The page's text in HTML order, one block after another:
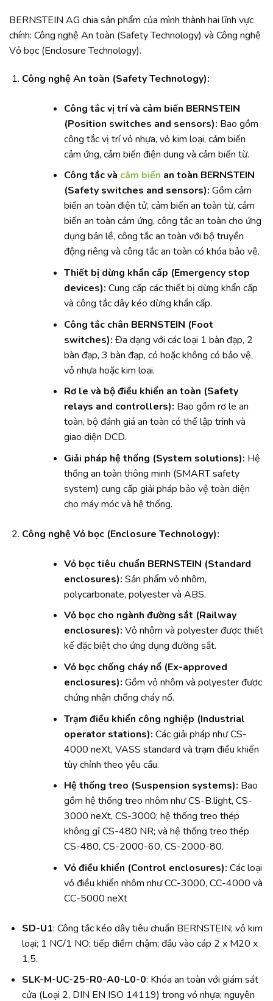
BERNSTEIN AG chia sản phẩm của mình thành hai lĩnh vực
chính: Công nghệ An toàn (Safety Technology) và Công nghệ
Vỏ bọc (Enclosure Technology).
Công nghệ An toàn (Safety Technology):
Công tắc vị trí và cảm biến BERNSTEIN
(Position switches and sensors): Bao gồm
công tắc vị trí vỏ nhựa, vỏ kim loại, cảm biến
cảm ứng, cảm biến điện dung và cảm biến từ.
Công tắc và cảm biến an toàn BERNSTEIN
(Safety switches and sensors): Gồm cảm
biến an toàn điện tử, cảm biến an toàn từ, cảm
biến an toàn cảm ứng, công tắc an toàn cho ứng
dụng bản lề, công tắc an toàn với bộ truyền
động riêng và công tắc an toàn có khóa bảo vệ.
Thiết bị dừng khẩn cấp (Emergency stop
devices): Cung cấp các thiết bị dừng khẩn cấp
và công tắc dây kéo dừng khẩn cấp.
Công tắc chân BERNSTEIN (Foot
switches): Đa dạng với các loại 1 bàn đạp, 2
bàn đạp, 3 bàn đạp, có hoặc không có bảo vệ,
vỏ nhựa hoặc kim loại.
Rơ le và bộ điều khiển an toàn (Safety
relays and controllers): Bao gồm rơ le an
toàn, bộ đánh giá an toàn có thể lập trình và
giao diện DCD.
Giải pháp hệ thống (System solutions): Hệ
thống an toàn thông minh (SMART safety
system) cung cấp giải pháp bảo vệ toàn diện
cho máy móc và hệ thống.
Công nghệ Vỏ bọc (Enclosure Technology):
Vỏ bọc tiêu chuẩn BERNSTEIN (Standard
enclosures): Sản phẩm vỏ nhôm,
polycarbonate, polyester và ABS.
Vỏ bọc cho ngành đường sắt (Railway
enclosures): Vỏ nhôm và polyester được thiết
kế đặc biệt cho ứng dụng đường sắt.
Vỏ bọc chống cháy nổ (Ex-approved
enclosures): Gồm vỏ nhôm và polyester được
chứng nhận chống cháy nổ.
Trạm điều khiển công nghiệp (Industrial
operator stations): Các giải pháp như CS-
4000 neXt, VASS standard và trạm điều khiển
tùy chỉnh theo yêu cầu.
Hệ thống treo (Suspension systems): Bao
gồm hệ thống treo nhôm như CS-B.light, CS-
3000 neXt, CS-3000; hệ thống treo thép
không gỉ CS-480 NR; và hệ thống treo thép
CS-480, CS-2000-60, CS-2000-80.
Vỏ điều khiển (Control enclosures): Các loại
vỏ điều khiển nhôm như CC-3000, CC-4000 và
CC-5000 neXt
SD-U1: Công tắc kéo dây tiêu chuẩn BERNSTEIN; vỏ kim
loại; 1 NC/1 NO; tiếp điểm chậm; đầu vào cáp 2 x M20 x
1,5.
SLK-M-UC-25-R0-A0-L0-0: Khóa an toàn với giám sát
cửa (Loại 2, DIN EN ISO 14119) trong vỏ nhựa; nguyên